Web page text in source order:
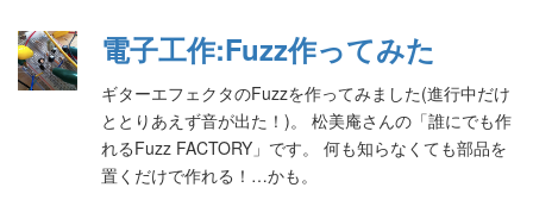
電子工作:Fuzz作ってみた
ギターエフェクタのFuzzを作ってみました(進行中だけ
ととりあえず音が出た！)。 松美庵さんの「誰にでも作
れるFuzz FACTORY」です。 何も知らなくても部品を
置くだけで作れる！…かも。